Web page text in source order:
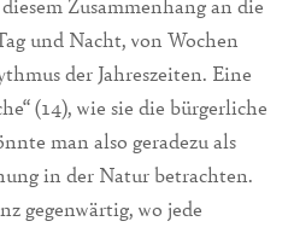
und Nacht, von Wochen
der Jahreszeiten. Eine
(14), wie sie die bürgerliche
man also geradezu als
in der Natur betrachten.
gegenwärtig, wo jede